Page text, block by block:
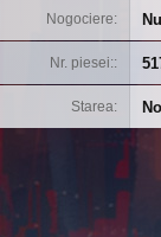
Nogociere
Nr. piesei:
Starea